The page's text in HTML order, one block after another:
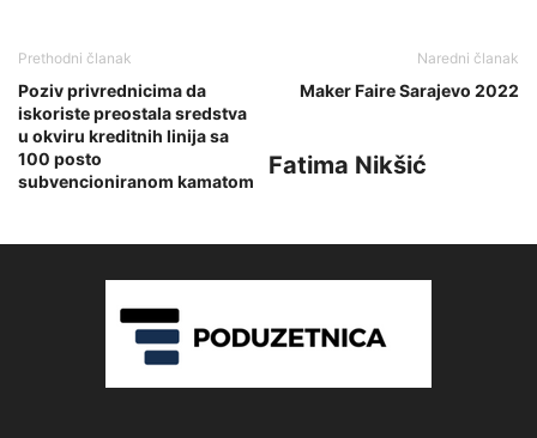
Prethodni članak
Poziv privrednicima da
iskoriste preostala sredstva
u okviru kreditnih linija sa
100 posto
subvencioniranom kamatom
Naredni članak
Maker Faire Sarajevo 2022
Fatima Nikšić